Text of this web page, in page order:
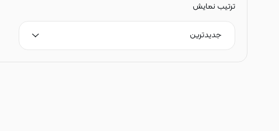
ترتیب نمایش
جدیدترین